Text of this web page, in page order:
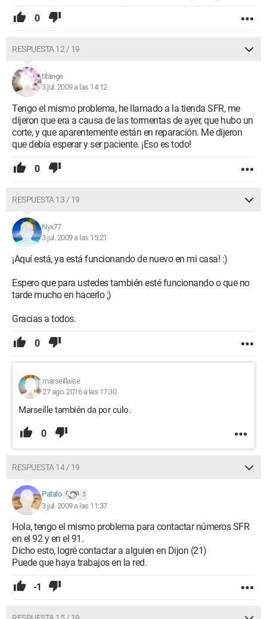
0
RESPUESTA 12 / 19
titange
3 jul. 2009 a las 14:12
Tengo el mismo problema, he llamado a la tienda SFR, me
dijeron que era a causa de las tormentas de ayer, que hubo un
corte, y que aparentemente están en reparación. Me dijeron
que debía esperar y ser paciente. ¡Eso es todo!
0
RESPUESTA 13 / 19
Nyx77
3 jul. 2009 a las 15:21
¡Aquí está, ya está funcionando de nuevo en mi casa! :)
Espero que para ustedes también esté funcionando o que no
tarde mucho en hacerlo ;)
Gracias a todos.
0
marseillaise
27 ago. 2016 a las 17:30
Marseille también da por culo.
0
RESPUESTA 14 / 19
Patalo 3
3 jul. 2009 a las 11:37
Hola, tengo el mismo problema para contactar números SFR
en el 92 y en el 91.
Dicho esto, logré contactar a alguien en Dijon (21)
Puede que haya trabajos en la red.
-1